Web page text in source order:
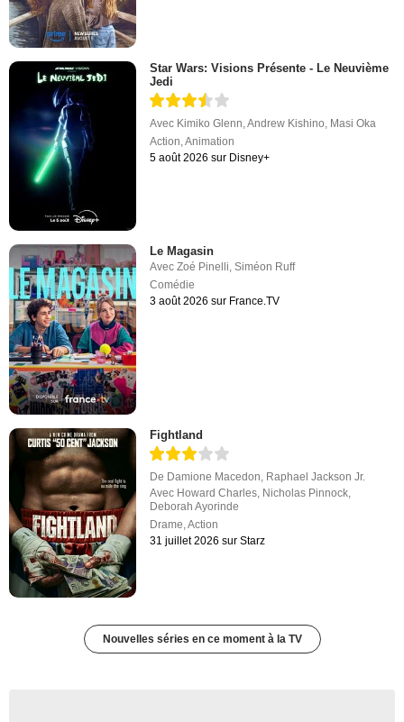
Star Wars: Visions Présente - Le Neuvième
Jedi
Avec Kimiko Glenn,Andrew Kishino, Masi Oka
Action,Animation
5 août 2026 sur Disney+
Le Magasin
AvecZoé Pinelli,Siméon Ruff
Comédie
3 août 2026 sur France.TV
Fightland
De Damione Macedon Raphael Jackson Jr.
Avec Howard Charles Nicholas Pinnock
Deborah Ayorinde
Drame ,Action
31 juillet 2026 sur Starz
Nouvelles séries en ce moment à la TV